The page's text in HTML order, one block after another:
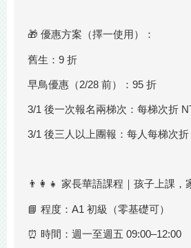
🎁 優惠方案（擇一使用）：
舊生：9 折
早鳥優惠（2/28 前）：95 折
3/1 後一次報名兩梯次：每梯次折
3/1 後三人以上團報：每人每梯次折
👨‍👩‍👧 家長華語課程｜孩子上課，
📘 程度：A1 初級（零基礎可）
⏰ 時間：週一至週五 09:00–12:00